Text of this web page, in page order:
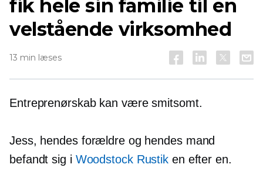
fik hele sin familie til en
velstående virksomhed
13 min læses
Entreprenørskab kan være smitsomt.
Jess, hendes forældre og hendes mand
befandt sig i Woodstock Rustik en efter en.